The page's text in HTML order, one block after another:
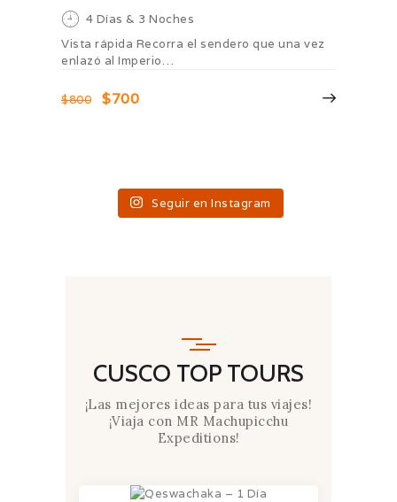
4 Días & 3 Noches
Vista rápida Recorra el sendero que una vez
enlazó al Imperio…
$800 $700
Seguir en Instagram
CUSCO TOP TOURS
¡Las mejores ideas para tus viajes!
¡Viaja con MR Machupicchu
Expeditions!